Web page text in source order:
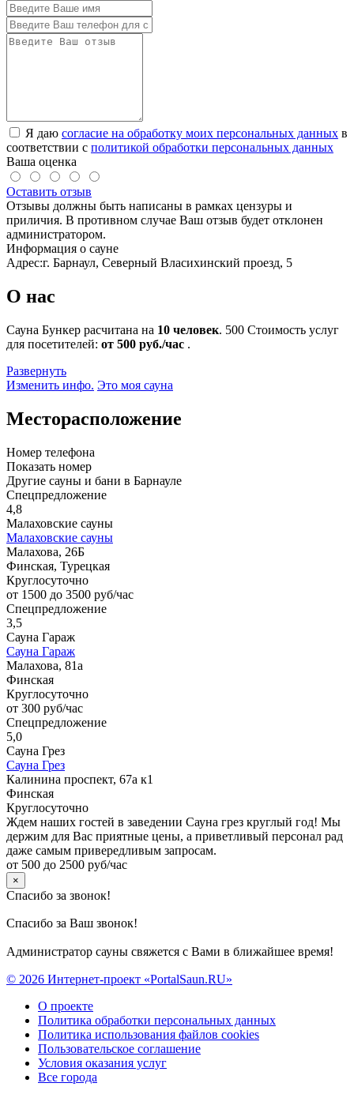
Я даю согласие на обработку моих персональных данных в
соответствии с политикой обработки персональных данных
Ваша оценка
Оставить отзыв
Отзывы должны быть написаны в рамках цензуры и
приличия. В противном случае Ваш отзыв будет отклонен
администратором.
Информация о сауне
Адрес:г. Барнаул, Северный Власихинский проезд, 5
О нас
Сауна Бункер расчитана на 10 человек. 500 Стоимость услуг
для посетителей: от 500 руб./час .
Развернуть
Изменить инфо. Это моя сауна
Месторасположение
Номер телефона
Показать номер
Другие сауны и бани в Барнауле
Спецпредложение
4,8
Малаховские сауны
Малаховские сауны
Малахова, 26Б
Финская, Турецкая
Круглосуточно
от 1500 до 3500 руб/час
Спецпредложение
3,5
Сауна Гараж
Сауна Гараж
Малахова, 81а
Финская
Круглосуточно
от 300 руб/час
Спецпредложение
5,0
Сауна Грез
Сауна Грез
Калинина проспект, 67а к1
Финская
Круглосуточно
Ждем наших гостей в заведении Сауна грез круглый год! Мы
держим для Вас приятные цены, а приветливый персонал рад
даже самым привередливым запросам.
от 500 до 2500 руб/час
×
Спасибо за звонок!
Спасибо за Ваш звонок!
Администратор сауны свяжется с Вами в ближайшее время!
© 2026 Интернет-проект «PortalSaun.RU»
О проекте
Политика обработки персональных данных
Политика использования файлов cookies
Пользовательское соглашение
Условия оказания услуг
Все города